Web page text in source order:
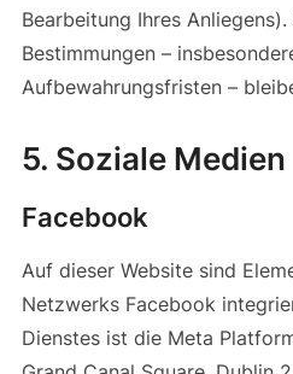
Bearbeitung Ihres
Bestimmungen –
Aufbewahrungsfristen –
5. Soziale Medien
Facebook
Auf dieser Website sind
Netzwerks Facebook
Dienstes ist die Meta